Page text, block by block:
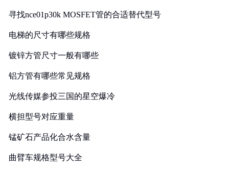
寻找nce01p30k MOSFET管的合适替代型号
电梯的尺寸有哪些规格
镀锌方管尺寸一般有哪些
铝方管有哪些常见规格
光线传媒参投三国的星空爆冷
横担型号对应重量
锰矿石产品化合水含量
曲臂车规格型号大全